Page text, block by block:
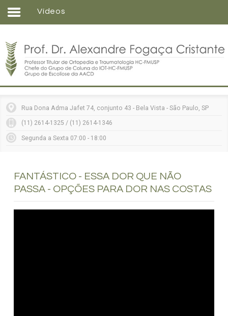
Home
Entenda sua doença
Tratamentos
Vídeos
Consultórios
Vídeos
Rua Dona Adma Jafet 74, conjunto 43 - Bela Vista - São Paulo, SP
(11) 2614-1325 / (11) 2614-1346
Segunda a Sexta 07:00 - 18:00
FANTÁSTICO - ESSA DOR QUE NÃO
PASSA - OPÇÕES PARA DOR NAS COSTAS